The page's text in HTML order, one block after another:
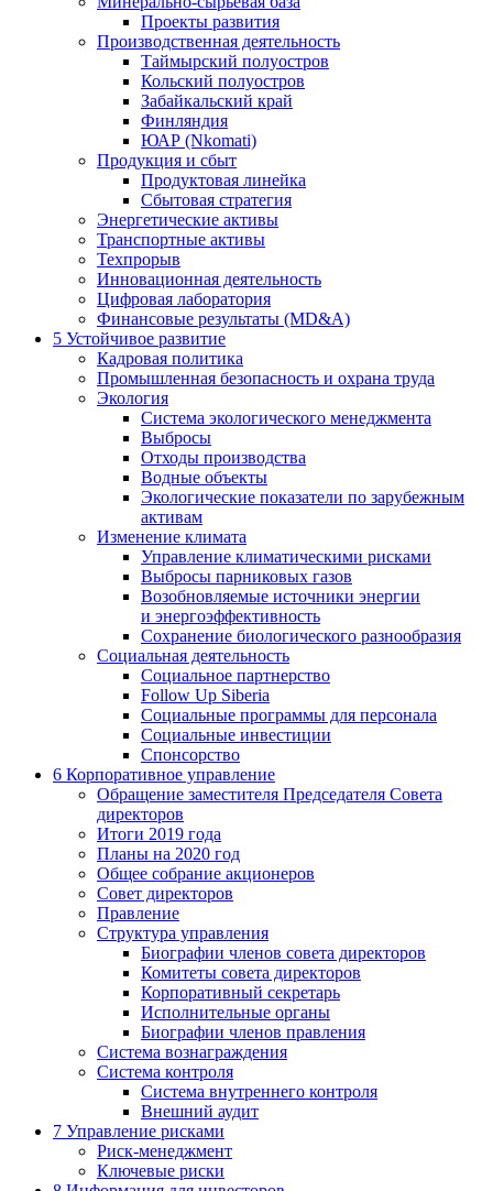
Проекты развития
Производственная деятельность
Таймырский полуостров
Кольский полуостров
Забайкальский край
Финляндия
ЮАР (Nkomati)
Продукция и сбыт
Продуктовая линейка
Сбытовая стратегия
Энергетические активы
Транспортные активы
Техпрорыв
Инновационная деятельность
Цифровая лаборатория
Финансовые результаты (MD&A)
5 Устойчивое развитие
Кадровая политика
Промышленная безопасность и охрана труда
Экология
Система экологического менеджмента
Выбросы
Отходы производства
Водные объекты
Экологические показатели по зарубежным
активам
Изменение климата
Управление климатическими рисками
Выбросы парниковых газов
Возобновляемые источники энергии
и энергоэффективность
Сохранение биологического разнообразия
Социальная деятельность
Социальное партнерство
Follow Up Siberia
Социальные программы для персонала
Социальные инвестиции
Спонсорство
6 Корпоративное управление
Обращение заместителя Председателя Совета
директоров
Итоги 2019 года
Планы на 2020 год
Общее собрание акционеров
Совет директоров
Правление
Структура управления
Биографии членов совета директоров
Комитеты совета директоров
Корпоративный секретарь
Исполнительные органы
Биографии членов правления
Система вознаграждения
Система контроля
Система внутреннего контроля
Внешний аудит
7 Управление рисками
Риск-менеджмент
Ключевые риски